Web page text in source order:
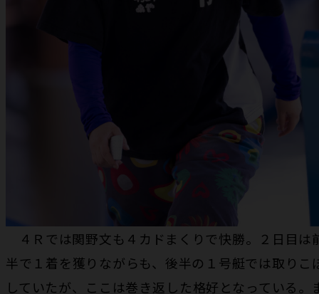
４Ｒでは関野文も４カドまくりで快勝。２日目は
半で１着を獲りながらも、後半の１号艇では取りこ
していたが、ここは巻き返した格好となっている。